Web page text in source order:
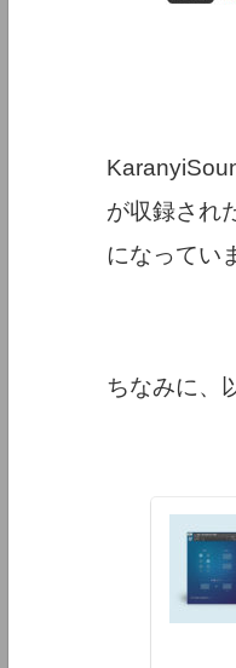
が収録され
になってい
ちなみに、